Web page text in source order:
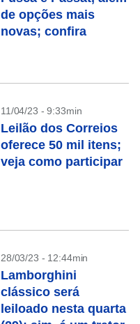
de opções mais
novas; confira
11/04/23 - 9:33min
Leilão dos Correios
oferece 50 mil itens;
veja como participar
28/03/23 - 12:44min
Lamborghini
clássico será
leiloado nesta quarta